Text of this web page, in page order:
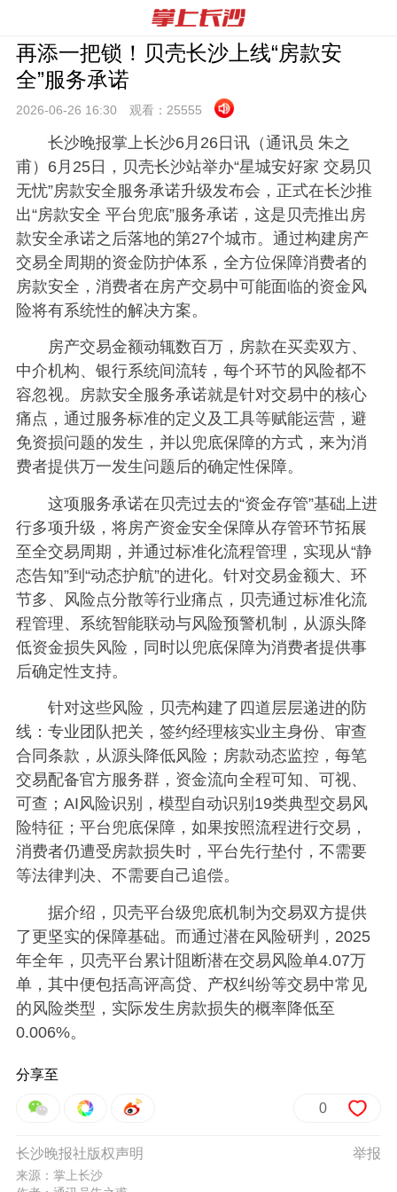
再添一把锁！贝壳长沙上线“房款安
全”服务承诺
2026-06-26 16:30 观看： 25555
长沙晚报掌上长沙6月26日讯（通讯员 朱之
甫）6月25日，贝壳长沙站举办“星城安好家 交易贝
无忧”房款安全服务承诺升级发布会，正式在长沙推
出“房款安全 平台兜底”服务承诺，这是贝壳推出房
款安全承诺之后落地的第27个城市。通过构建房产
交易全周期的资金防护体系，全方位保障消费者的
房款安全，消费者在房产交易中可能面临的资金风
险将有系统性的解决方案。
房产交易金额动辄数百万，房款在买卖双方、
中介机构、银行系统间流转，每个环节的风险都不
容忽视。房款安全服务承诺就是针对交易中的核心
痛点，通过服务标准的定义及工具等赋能运营，避
免资损问题的发生，并以兜底保障的方式，来为消
费者提供万一发生问题后的确定性保障。
这项服务承诺在贝壳过去的“资金存管”基础上进
行多项升级，将房产资金安全保障从存管环节拓展
至全交易周期，并通过标准化流程管理，实现从“静
态告知”到“动态护航”的进化。针对交易金额大、环
节多、风险点分散等行业痛点，贝壳通过标准化流
程管理、系统智能联动与风险预警机制，从源头降
低资金损失风险，同时以兜底保障为消费者提供事
后确定性支持。
针对这些风险，贝壳构建了四道层层递进的防
线：专业团队把关，签约经理核实业主身份、审查
合同条款，从源头降低风险；房款动态监控，每笔
交易配备官方服务群，资金流向全程可知、可视、
可查；AI风险识别，模型自动识别19类典型交易风
险特征；平台兜底保障，如果按照流程进行交易，
消费者仍遭受房款损失时，平台先行垫付，不需要
等法律判决、不需要自己追偿。
据介绍，贝壳平台级兜底机制为交易双方提供
了更坚实的保障基础。而通过潜在风险研判，2025
年全年，贝壳平台累计阻断潜在交易风险单4.07万
单，其中便包括高评高贷、产权纠纷等交易中常见
的风险类型，实际发生房款损失的概率降低至
0.006%。
分享至
0
举报
长沙晚报社版权声明
来源：掌上长沙